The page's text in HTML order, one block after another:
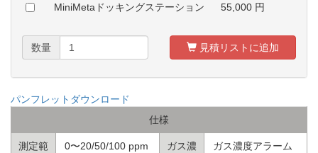
MiniMetaドッキングステーション 55,000 円
数量 見積リストに追加
パンフレットダウンロード
仕様
測定範
0〜20/50/100 ppm
ガス濃
ガス濃度アラーム